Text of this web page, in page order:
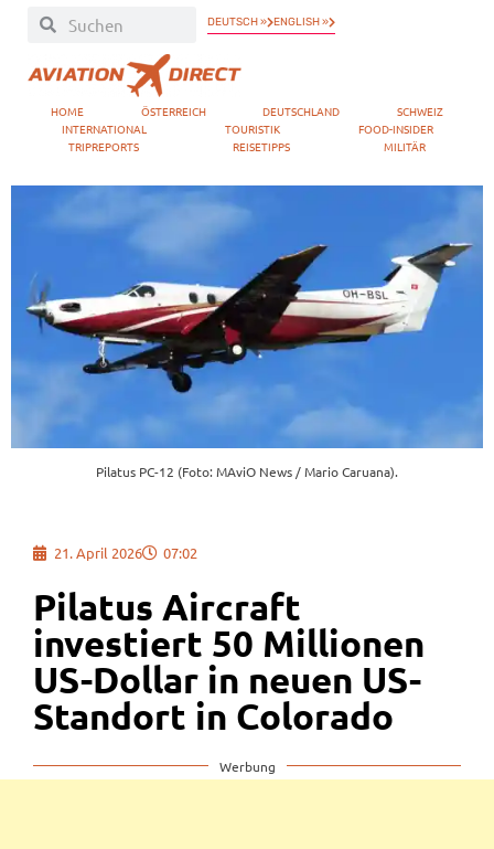
DEUTSCH » ENGLISH »
HOME ÖSTERREICH DEUTSCHLAND
SCHWEIZ
INTERNATIONAL
TOURISTIK
FOOD-INSIDER
TRIPREPORTS
REISETIPPS MILITÄR
Pilatus PC-12 (Foto: MAviO News / Mario Caruana).
21. April 2026 07:02
Pilatus Aircraft
investiert 50 Millionen
US-Dollar in neuen US-
Standort in Colorado
Werbung